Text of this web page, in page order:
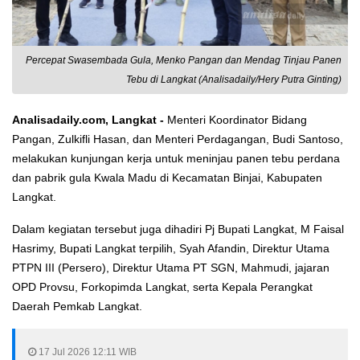
Percepat Swasembada Gula, Menko Pangan dan Mendag Tinjau Panen
Tebu di Langkat (Analisadaily/Hery Putra Ginting)
Analisadaily.com, Langkat - Menteri Koordinator Bidang
Pangan, Zulkifli Hasan, dan Menteri Perdagangan, Budi Santoso,
melakukan kunjungan kerja untuk meninjau panen tebu perdana
dan pabrik gula Kwala Madu di Kecamatan Binjai, Kabupaten
Langkat.
Dalam kegiatan tersebut juga dihadiri Pj Bupati Langkat, M Faisal
Hasrimy, Bupati Langkat terpilih, Syah Afandin, Direktur Utama
PTPN III (Persero), Direktur Utama PT SGN, Mahmudi, jajaran
OPD Provsu, Forkopimda Langkat, serta Kepala Perangkat
Daerah Pemkab Langkat.
17 Jul 2026 12:11 WIB